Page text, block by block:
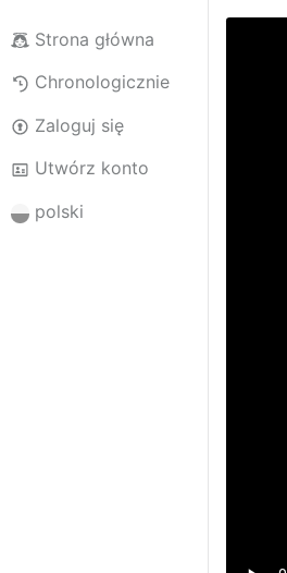
Strona główna
Chronologicznie
Zaloguj się
Utwórz konto
polski